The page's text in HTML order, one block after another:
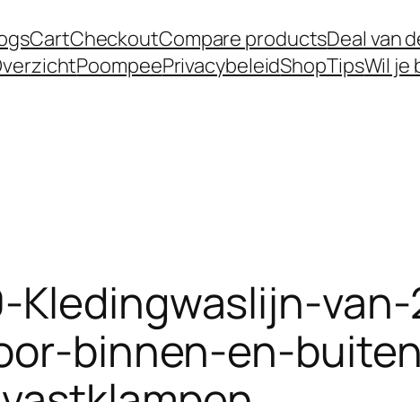
CartCheckoutCompare productsDeal van
PoompeePrivacybeleidShopTipsWil je
Kledingwaslijn-
binnen-en-